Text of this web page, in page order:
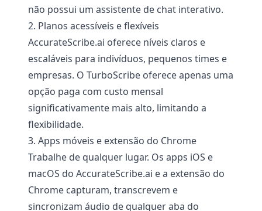
não possui um assistente de chat interativo.
2. Planos acessíveis e flexíveis
AccurateScribe.ai oferece níveis claros e
escaláveis para indivíduos, pequenos times e
empresas. O TurboScribe oferece apenas uma
opção paga com custo mensal
significativamente mais alto, limitando a
flexibilidade.
3. Apps móveis e extensão do Chrome
Trabalhe de qualquer lugar. Os apps iOS e
macOS do AccurateScribe.ai e a extensão do
Chrome capturam, transcrevem e
sincronizam áudio de qualquer aba do